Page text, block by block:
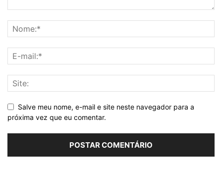
Salve meu nome, e-mail e site neste navegador para a
próxima vez que eu comentar.